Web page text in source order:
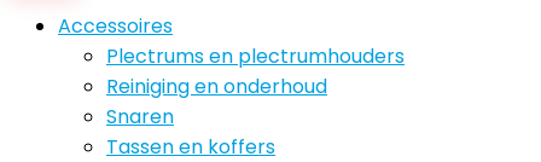
Accessoires
Plectrums en plectrumhouders
Reiniging en onderhoud
Snaren
Tassen en koffers